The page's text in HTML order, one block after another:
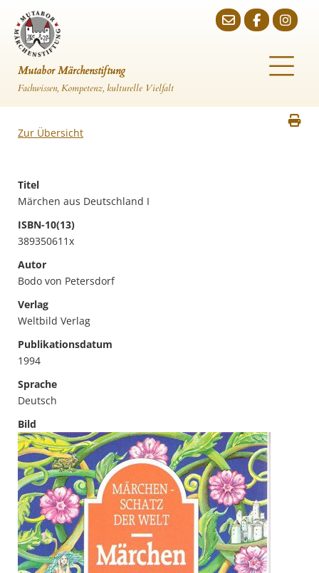
Mutabor Märchenstiftung
Fachwissen, Kompetenz, kulturelle Vielfalt
Zur Übersicht
Titel
Märchen aus Deutschland I
ISBN-10(13)
389350611x
Autor
Bodo von Petersdorf
Verlag
Weltbild Verlag
Publikationsdatum
1994
Sprache
Deutsch
Bild